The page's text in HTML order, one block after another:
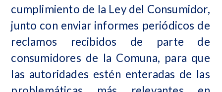
cumplimiento de la Ley del Consumidor,
junto con enviar informes periódicos de
reclamos recibidos de parte de
consumidores de la Comuna, para que
las autoridades estén enteradas de las